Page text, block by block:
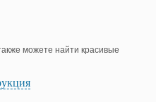
можете найти красивые